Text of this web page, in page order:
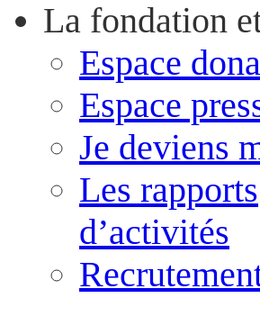
La fondation
Espace
Espace
Je deviens
Les rapports
d’activités